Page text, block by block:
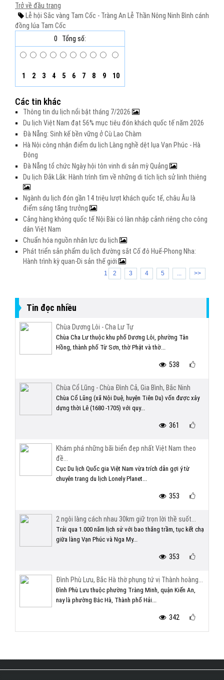
Trở về đầu trang
Lễ hội Sắc vàng Tam Cốc - Tràng An Lễ Thần Nông Ninh Bình cánh
đồng lúa Tam Cốc
0
Tổng số:
1 2 3 4 5 6 7 8 9 10
Các tin khác
Thông tin du lịch nổi bật tháng 7/2026
Du lịch Việt Nam đạt 56% mục tiêu đón khách quốc tế năm 2026
Đà Nẵng: Sinh kế bền vững ở Cù Lao Chàm
Hà Nội công nhận điểm du lịch Làng nghề dệt lụa Vạn Phúc - Hà
Đông
Đà Nẵng tổ chức Ngày hội tôn vinh di sản mỳ Quảng
Du lịch Đắk Lắk: Hành trình tìm về những di tích lịch sử linh thiêng
Ngành du lịch đón gần 14 triệu lượt khách quốc tế, châu Âu là
điểm sáng tăng trưởng
Cảng hàng không quốc tế Nội Bài có làn nhập cảnh riêng cho công
dân Việt Nam
Chuẩn hóa nguồn nhân lực du lịch
Phát triển sản phẩm du lịch đường sắt Cố đô Huế-Phong Nha:
Hành trình kỳ quan-Di sản thế giới
1 2 3 4 5 ... >>
Tin đọc nhiều
Chùa Dương Lôi - Cha Lư Tự
Chùa Cha Lư thuộc khu phố Dương Lôi, phường Tân
Hồng, thành phố Từ Sơn, thờ Phật và thờ...
538
Chùa Cổ Lũng - Chùa Đình Cả, Gia Bình, Bắc Ninh
Chùa Cổ Lũng (xã Nội Duệ, huyện Tiên Du) vốn được xây
dựng thời Lê (1680 -1705) với quy...
361
Khám phá những bãi biển đẹp nhất Việt Nam theo
đề...
Cục Du lịch Quốc gia Việt Nam vừa trích dẫn gợi ý từ
chuyên trang du lịch Lonely Planet...
353
2 ngôi làng cách nhau 30km giữ trọn lời thề suốt...
Trải qua 1.000 năm lịch sử với bao thăng trầm, tục kết chạ
giữa làng Vạn Phúc và Nga My...
353
Đình Phù Lưu, Bắc Hà thờ phụng tứ vị Thành hoàng...
Đình Phù Lưu thuộc phường Tràng Minh, quận Kiến An,
nay là phường Bắc Hà, Thành phố Hải...
342